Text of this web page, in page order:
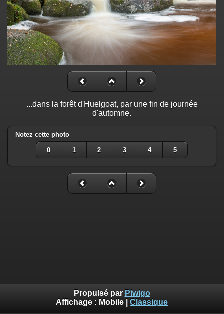
...dans la forêt d'Huelgoat, par une fin de journée
d'automne.
Notez cette photo
0 1 2 3 4 5
Propulsé par Piwigo
Affichage : Mobile Classique